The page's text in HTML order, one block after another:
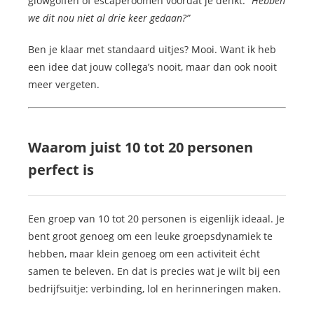
we dit nou niet al drie keer gedaan?”
Ben je klaar met standaard uitjes? Mooi. Want ik heb
een idee dat jouw collega’s nooit, maar dan ook nooit
meer vergeten.
Waarom juist 10 tot 20 personen
perfect is
Een groep van 10 tot 20 personen is eigenlijk ideaal. Je
bent groot genoeg om een leuke groepsdynamiek te
hebben, maar klein genoeg om een activiteit écht
samen te beleven. En dat is precies wat je wilt bij een
bedrijfsuitje: verbinding, lol en herinneringen maken.